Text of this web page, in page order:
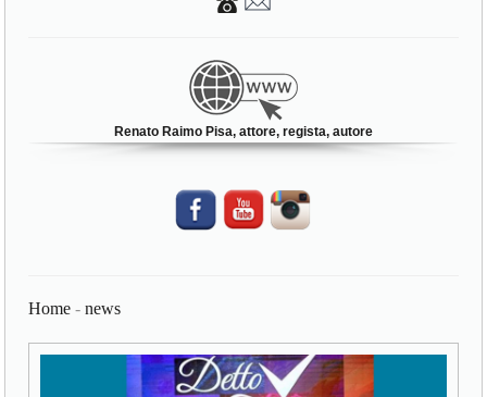
Renato Raimo Pisa, attore, regista, autore
Home -news